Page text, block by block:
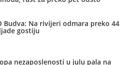
Budva: Na rivijeri odmara preko 44
gostiju
nezaposlenosti u julu pala na